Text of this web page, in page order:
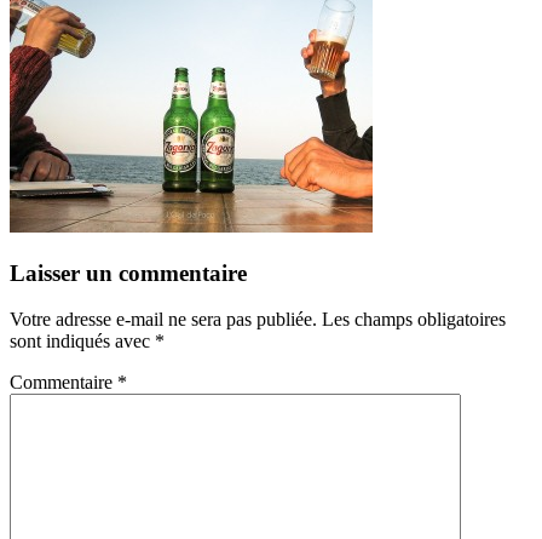
Laisser un commentaire
Votre adresse e-mail ne sera pas publiée. Les champs obligatoires
sont indiqués avec *
Commentaire *